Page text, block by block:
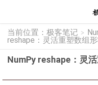
当前位置： 极客笔记 >
reshape：灵活重塑数组
NumPy reshape：灵